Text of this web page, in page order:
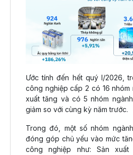
Ước tính đến hết quý I/2026,
công nghiệp cấp 2 có 16 nhóm
xuất tăng và có 5 nhóm
giảm so với cùng kỳ năm trước.
Trong đó, một số nhóm
đóng góp chủ yếu vào mức
công nghiệp như: Sản